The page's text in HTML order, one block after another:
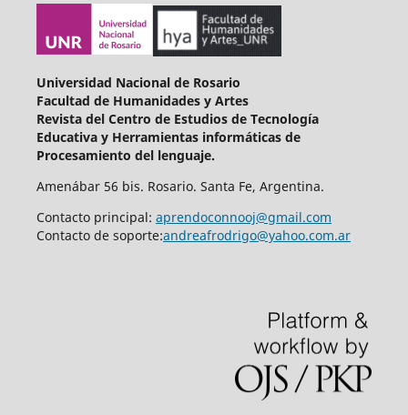
Universidad Nacional de Rosario
Facultad de Humanidades y Artes
Revista del Centro de Estudios de Tecnología
Educativa y Herramientas informáticas de
Procesamiento del lenguaje.
Amenábar 56 bis. Rosario. Santa Fe, Argentina.
Contacto principal: aprendoconnooj@gmail.com
Contacto de soporte:andreafrodrigo@yahoo.com.ar